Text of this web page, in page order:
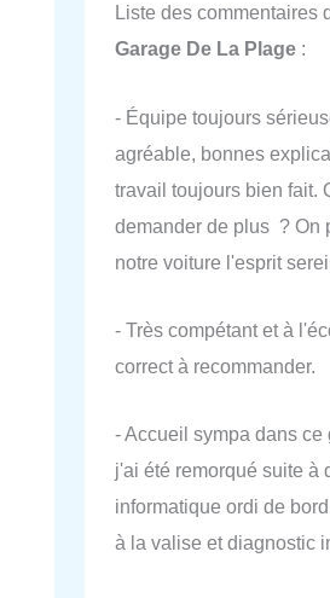
Liste des commentaires
Garage De La Plage :
- Équipe toujours
agréable, bonnes
travail toujours bien fait.
demander de plus ? On
notre voiture l'esprit
- Très compétant et à
correct à recommander.
- Accueil sympa dans ce
j'ai été remorqué suite à
informatique ordi de
à la valise et diagnostic